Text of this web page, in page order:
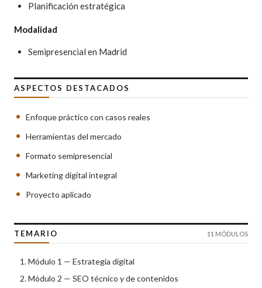
Planificación estratégica
Modalidad
Semipresencial en Madrid
ASPECTOS DESTACADOS
Enfoque práctico con casos reales
Herramientas del mercado
Formato semipresencial
Marketing digital integral
Proyecto aplicado
TEMARIO 11 MÓDULOS
Módulo 1 — Estrategia digital
Módulo 2 — SEO técnico y de contenidos